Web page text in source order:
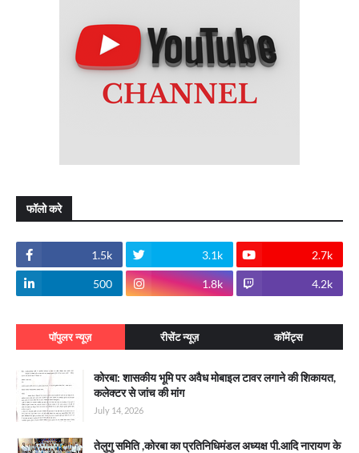
फॉलो करे
1.5k 3.1k 2.7k
500 1.8k 4.2k
पॉपुलर न्यूज़ रीसेंट न्यूज़ कॉमेंट्स
कोरबा: शासकीय भूमि पर अवैध मोबाइल टावर लगाने की शिकायत,
कलेक्टर से जांच की मांग
July 14, 2026
तेलुगु समिति ,कोरबा का प्रतिनिधिमंडल अध्यक्ष पी.आदि नारायण के